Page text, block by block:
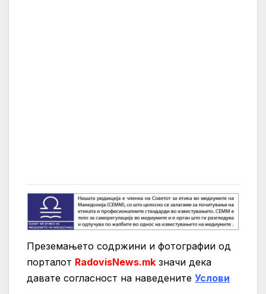
Преземањето содржини и фотографии од
порталот RadovisNews.mk значи дека
давате согласност на нaведените Услови